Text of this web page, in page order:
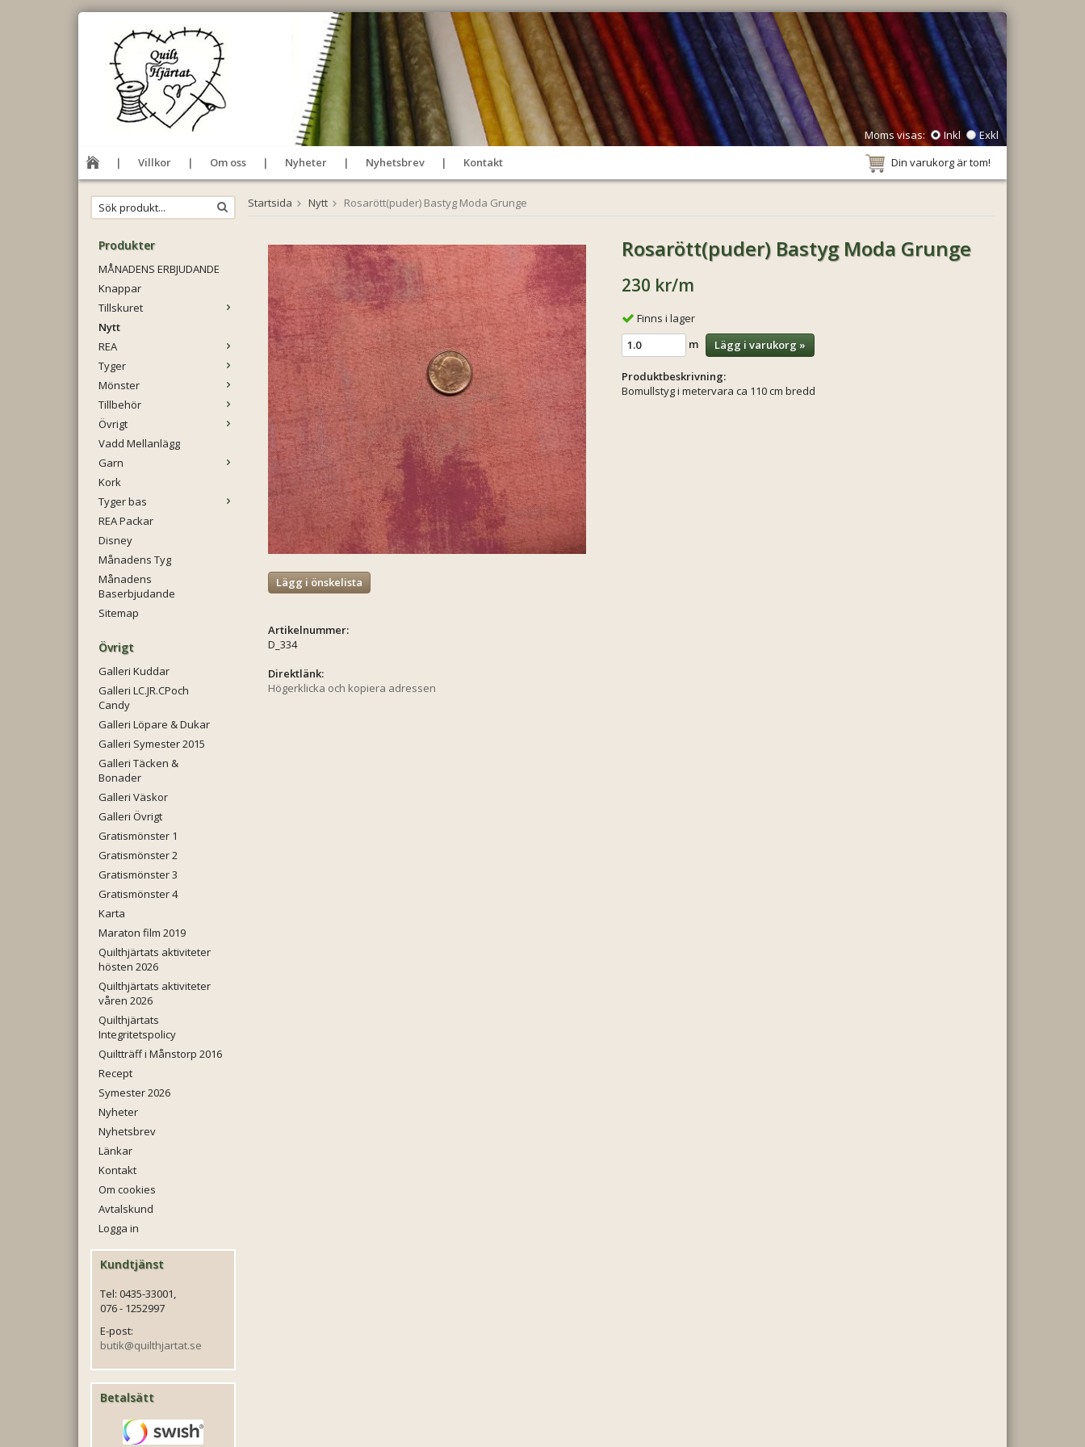
Moms visas: Inkl
Exkl
Villkor
Om oss Nyheter Nyhetsbrev Kontakt Din varukorg är tom!
Produkter
MÅNADENS ERBJUDANDE
Knappar
Tillskuret
Nytt
REA
Tyger
Mönster
Tillbehör
Övrigt
Vadd Mellanlägg
Garn
Kork
Tyger bas
REA Packar
Disney
Månadens Tyg
Månadens
Baserbjudande
Sitemap
Övrigt
Galleri Kuddar
Galleri LC.JR.CPoch
Candy
Galleri Löpare & Dukar
Galleri Symester 2015
Galleri Täcken &
Bonader
Galleri Väskor
Galleri Övrigt
Gratismönster 1
Gratismönster 2
Gratismönster 3
Gratismönster 4
Karta
Maraton film 2019
Quilthjärtats aktiviteter
hösten 2026
Quilthjärtats aktiviteter
våren 2026
Quilthjärtats
Integritetspolicy
Quiltträff i Månstorp 2016
Recept
Symester 2026
Nyheter
Nyhetsbrev
Länkar
Kontakt
Om cookies
Avtalskund
Logga in
Kundtjänst
Tel: 0435-33001,
076 - 1252997
E-post:
butik@quilthjartat.se
Betalsätt
Startsida Nytt Rosarött(puder) Bastyg Moda Grunge
Rosarött(puder) Bastyg Moda Grunge
230 kr/m
Finns i lager
m
Lägg i varukorg »
Produktbeskrivning:
Bomullstyg i metervara ca 110 cm bredd
Lägg i önskelista
Artikelnummer:
D_334
Direktlänk:
Högerklicka och kopiera adressen